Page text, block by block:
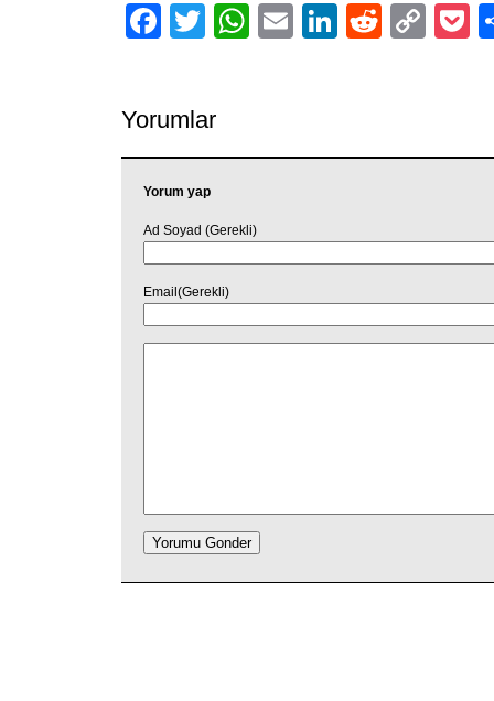
Facebook
TwitterWhatsApp
EmailLinkedIn
Reddit
Yorumlar
Yorum yap
Ad Soyad (Gerekli)
Email(Gerekli)